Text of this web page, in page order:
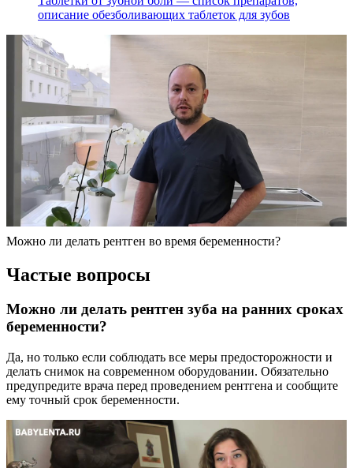
описание обезболивающих таблеток для зубов
Можно ли делать рентген во время беременности?
Частые вопросы
Можно ли делать рентген зуба на ранних сроках
беременности?
Да, но только если соблюдать все меры предосторожности и
делать снимок на современном оборудовании. Обязательно
предупредите врача перед проведением рентгена и сообщите
ему точный срок беременности.